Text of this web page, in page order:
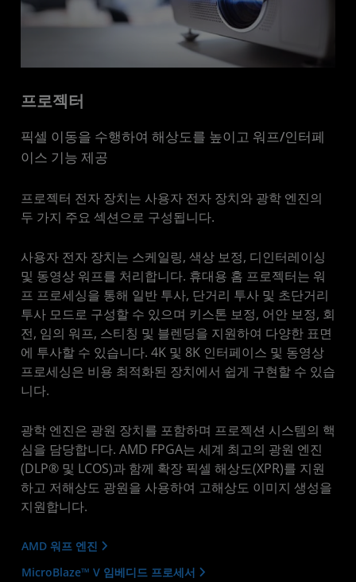
프로젝터
픽셀 이동을 수행하여 해상도를 높이고 워프/인터페
이스 기능 제공
프로젝터 전자 장치는 사용자 전자 장치와 광학 엔진의
두 가지 주요 섹션으로 구성됩니다.
사용자 전자 장치는 스케일링, 색상 보정, 디인터레이싱
및 동영상 워프를 처리합니다. 휴대용 홈 프로젝터는 워
프 프로세싱을 통해 일반 투사, 단거리 투사 및 초단거리
투사 모드로 구성할 수 있으며 키스톤 보정, 어안 보정, 회
전, 임의 워프, 스티칭 및 블렌딩을 지원하여 다양한 표면
에 투사할 수 있습니다. 4K 및 8K 인터페이스 및 동영상
프로세싱은 비용 최적화된 장치에서 쉽게 구현할 수 있습
니다.
광학 엔진은 광원 장치를 포함하며 프로젝션 시스템의 핵
심을 담당합니다. AMD FPGA는 세계 최고의 광원 엔진
(DLP® 및 LCOS)과 함께 확장 픽셀 해상도(XPR)를 지원
하고 저해상도 광원을 사용하여 고해상도 이미지 생성을
지원합니다.
AMD 워프 엔진
MicroBlaze™ V 임베디드 프로세서